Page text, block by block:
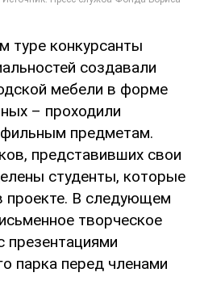
туре конкурсанты
создавали
мебели в форме
– проходили
предметам.
представивших свои
студенты, которые
проекте. В следующем
творческое
презентациями
парка перед членами